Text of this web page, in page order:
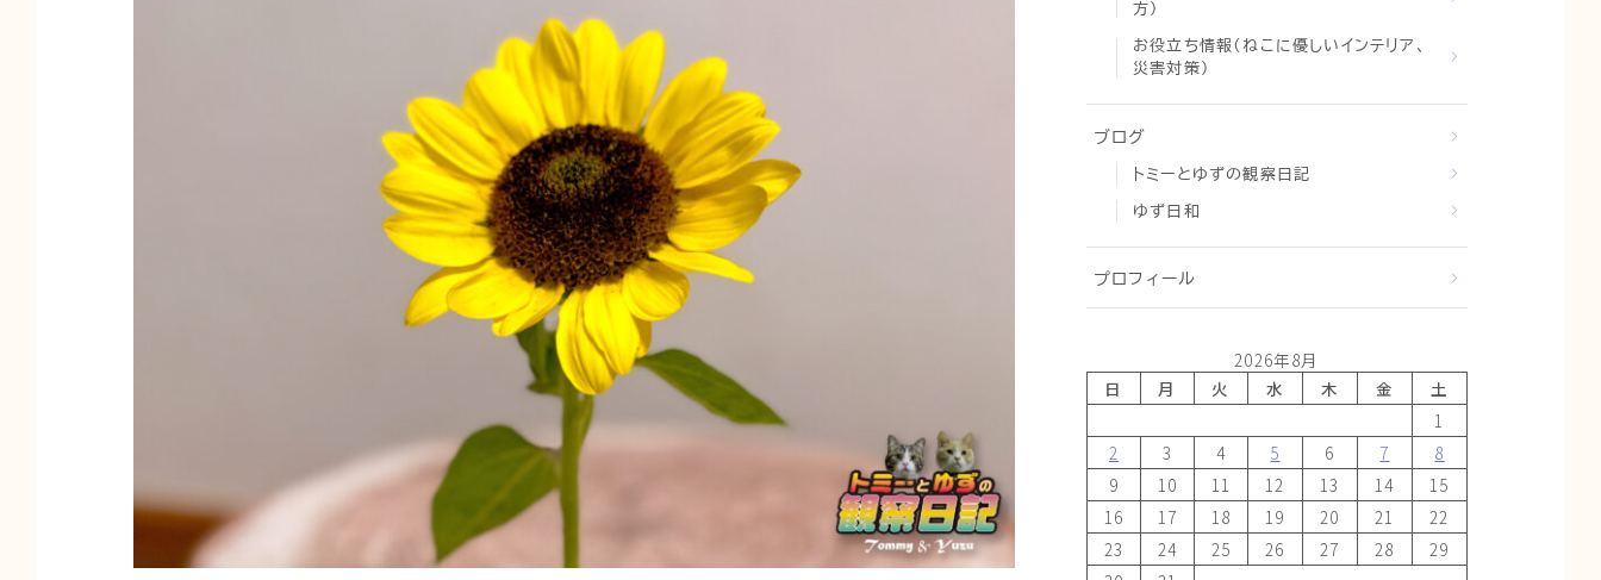
健康管理（病気・ケア・病院情報）
行動と心理（ねこの習性、気持ちの読
み方）
お役立ち情報（ねこに優しいインテリ
ア、災害対策）
ブログ
トミーとゆずの観察日記
ゆず日和
プロフィール
方）
お役立ち情報（ねこに優しいインテリア、
災害対策）
ブログ
トミーとゆずの観察日記
ゆず日和
プロフィール
2026年8月
日
月 火 水 木 金
土
1
2
3 4 5 6 7
8
9
10 11 12 13 14
15
16
17 18 19 20 21
22
23
24 25 26 27 28
29